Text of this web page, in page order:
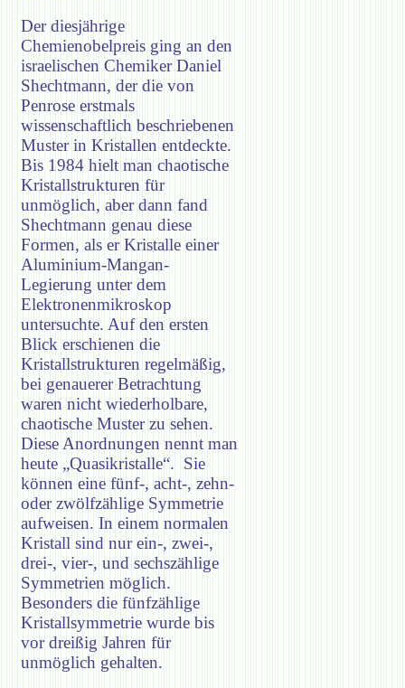
Der diesjährige
Chemienobelpreis ging an den
israelischen Chemiker Daniel
Shechtmann, der die von
Penrose erstmals
wissenschaftlich beschriebenen
Muster in Kristallen entdeckte.
Bis 1984 hielt man chaotische
Kristallstrukturen für
unmöglich, aber dann fand
Shechtmann genau diese
Formen, als er Kristalle einer
Aluminium-Mangan-
Legierung unter dem
Elektronenmikroskop
untersuchte. Auf den ersten
Blick erschienen die
Kristallstrukturen regelmäßig,
bei genauerer Betrachtung
waren nicht wiederholbare,
chaotische Muster zu sehen.
Diese Anordnungen nennt man
heute „Quasikristalle“. Sie
können eine fünf-, acht-, zehn-
oder zwölfzählige Symmetrie
aufweisen. In einem normalen
Kristall sind nur ein-, zwei-,
drei-, vier-, und sechszählige
Symmetrien möglich.
Besonders die fünfzählige
Kristallsymmetrie wurde bis
vor dreißig Jahren für
unmöglich gehalten.